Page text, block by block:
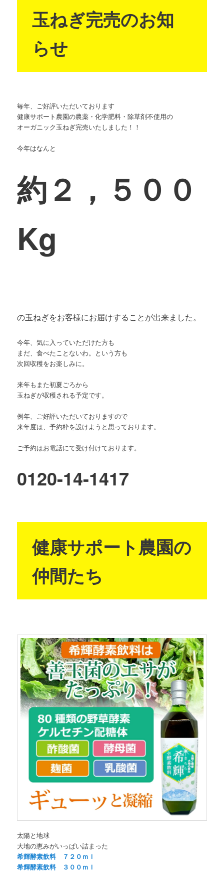
玉ねぎ完売のお知
らせ
毎年、ご好評いただいております
健康サポート農園の農薬・化学肥料・除草剤不使用の
オーガニック玉ねぎ完売いたしました！！
今年はなんと
約２，５００
Kg
の玉ねぎをお客様にお届けすることが出来ました。
今年、気に入っていただけた方も
まだ、食べたことないわ。という方も
次回収穫をお楽しみに。
来年もまた初夏ごろから
玉ねぎが収穫される予定です。
例年、ご好評いただいておりますので
来年度は、予約枠を設けようと思っております。
ご予約はお電話にて受け付けております。
0120-14-1417
健康サポート農園の
仲間たち
太陽と地球
大地の恵みがいっぱい詰まった
希輝酵素飲料 ７２０ｍｌ
希輝酵素飲料 ３００ｍｌ